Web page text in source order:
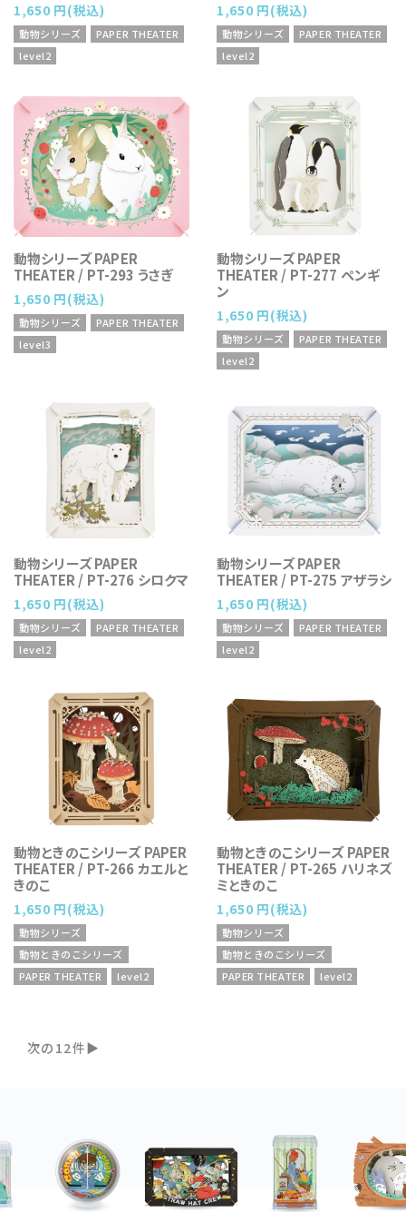
1,650 円(税込)
動物シリーズ
PAPER THEATER
level2
1,650 円(税込)
動物シリーズ
PAPER THEATER
level2
動物シリーズ PAPER
THEATER / PT-293 うさぎ
1,650 円(税込)
動物シリーズ
PAPER THEATER
level3
動物シリーズ PAPER
THEATER / PT-277 ペンギ
ン
1,650 円(税込)
動物シリーズ
PAPER THEATER
level2
動物シリーズ PAPER
THEATER / PT-276 シロクマ
1,650 円(税込)
動物シリーズ
PAPER THEATER
level2
動物シリーズ PAPER
THEATER / PT-275 アザラシ
1,650 円(税込)
動物シリーズ
PAPER THEATER
level2
動物ときのこシリーズ PAPER
THEATER / PT-266 カエルと
きのこ
1,650 円(税込)
動物シリーズ
動物ときのこシリーズ
PAPER THEATER
level2
動物ときのこシリーズ PAPER
THEATER / PT-265 ハリネズ
ミときのこ
1,650 円(税込)
動物シリーズ
動物ときのこシリーズ
PAPER THEATER
level2
次の12件